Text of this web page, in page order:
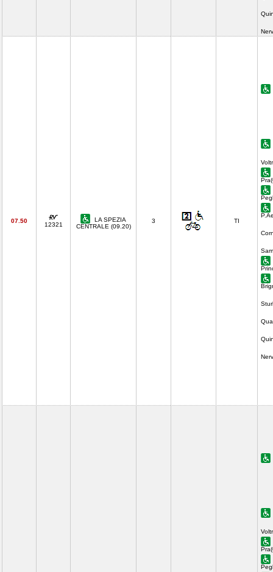
07.50
12321
LA SPEZIA
CENTRALE (09.20)
3 TI